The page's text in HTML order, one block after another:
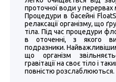
проточної води у перервах
Процедури в басейні
релаксації організму, що
тіла. Під час процедури
в оточенні, з якого
подразники.
що організм
гравітації на своє тіло і
повністю розслаблюються.